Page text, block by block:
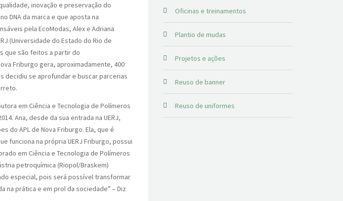
inovação e preservação do
DNA da marca e que aposta na
pela EcoModas, Alex e Adriana
(Universidade do Estado do Rio de
que são feitos a partir do
Friburgo gera, aproximadamente, 400
decidiu se aprofundar e buscar parcerias
em Ciência e Tecnologia de Polímeros
Ana, desde da sua entrada na UERJ,
do APL de Nova Friburgo. Ela, que é
funciona na própria UERJ Friburgo, possui
em Ciência e Tecnologia de Polímeros
petroquímica (Riopol/Braskem)
especial, pois será possível transformar
na prática e em prol da sociedade” – Diz
Oficinas e treinamentos
Plantio de mudas
Projetos e ações
Reuso de banner
Reuso de uniformes